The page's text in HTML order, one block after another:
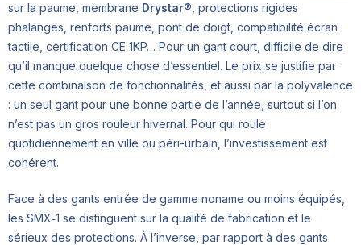
sur la paume, membrane Drystar® , protections rigides
phalanges, renforts paume, pont de doigt, compatibilité écran
tactile, certification CE 1KP… Pour un gant court, difficile de dire
qu’il manque quelque chose d’essentiel. Le prix se justifie par
cette combinaison de fonctionnalités, et aussi par la polyvalence
: un seul gant pour une bonne partie de l’année, surtout si l’on
n’est pas un gros rouleur hivernal. Pour qui roule
quotidiennement en ville ou péri-urbain, l’investissement est
cohérent.
Face à des gants entrée de gamme noname ou moins équipés,
les SMX‑1 se distinguent sur la qualité de fabrication et le
sérieux des protections. À l’inverse, par rapport à des gants